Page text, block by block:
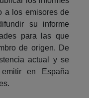
a los emisores de
su informe
para las que
de origen. De
actual y se
en España